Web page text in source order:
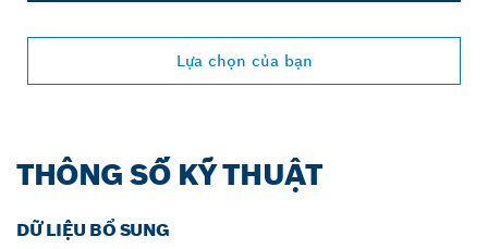
Lựa chọn của bạn
THÔNG SỐ KỸ THUẬT
DỮ LIỆU BỔ SUNG